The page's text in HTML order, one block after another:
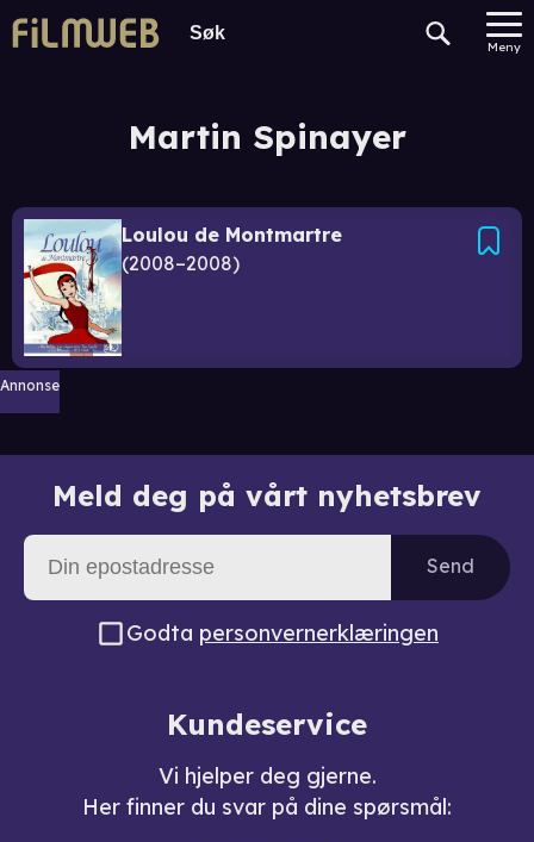
Meny
Martin Spinayer
Loulou de Montmartre
2008–2008
Annonse
Meld deg på vårt nyhetsbrev
Send
Godta personvernerklæringen
Kundeservice
Vi hjelper deg gjerne.
Her finner du svar på dine spørsmål: